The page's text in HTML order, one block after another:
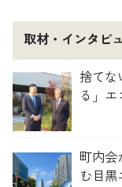
取材・インタビ
捨てな
る」
町内会
む目